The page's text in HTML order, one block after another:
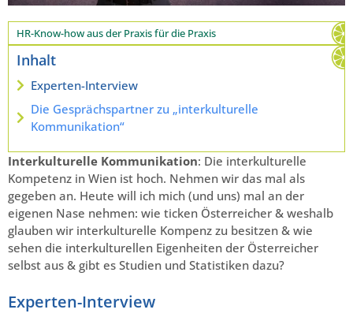
HR-Know-how aus der Praxis für die Praxis
Inhalt
Experten-Interview
Die Gesprächspartner zu „interkulturelle
Kommunikation“
Interkulturelle Kommunikation: Die interkulturelle
Kompetenz in Wien ist hoch. Nehmen wir das mal als
gegeben an. Heute will ich mich (und uns) mal an der
eigenen Nase nehmen: wie ticken Österreicher & weshalb
glauben wir interkulturelle Kompenz zu besitzen & wie
sehen die interkulturellen Eigenheiten der Österreicher
selbst aus & gibt es Studien und Statistiken dazu?
Experten-Interview